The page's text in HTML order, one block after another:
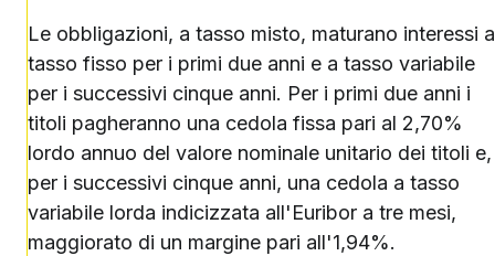
Le obbligazioni, a tasso misto, maturano interessi a
tasso fisso per i primi due anni e a tasso variabile
per i successivi cinque anni. Per i primi due anni i
titoli pagheranno una cedola fissa pari al 2,70%
lordo annuo del valore nominale unitario dei titoli e,
per i successivi cinque anni, una cedola a tasso
variabile lorda indicizzata all'Euribor a tre mesi,
maggiorato di un margine pari all'1,94%.